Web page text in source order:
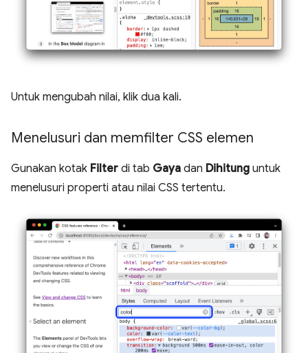
Untuk mengubah nilai, klik dua kali.
Menelusuri dan memfilter CSS elemen
Gunakan kotak Filter di tab Gaya dan Dihitung untuk
menelusuri properti atau nilai CSS tertentu.